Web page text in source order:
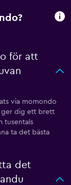
för att
via momondo
ger dig ett brett
tusentals
ta det bästa
det